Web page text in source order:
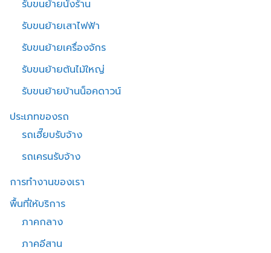
รับขนย้ายนั่งร้าน
รับขนย้ายเสาไฟฟ้า
รับขนย้ายเครื่องจักร
รับขนย้ายต้นไม้ใหญ่
รับขนย้ายบ้านน็อคดาวน์
ประเภทของรถ
รถเฮี๊ยบรับจ้าง
รถเครนรับจ้าง
การทำงานของเรา
พื้นที่ให้บริการ
ภาคกลาง
ภาคอีสาน